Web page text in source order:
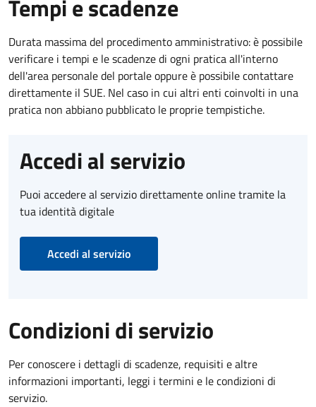
Tempi e scadenze
Durata massima del procedimento amministrativo: è possibile
verificare i tempi e le scadenze di ogni pratica all'interno
dell'area personale del portale oppure è possibile contattare
direttamente il SUE. Nel caso in cui altri enti coinvolti in una
pratica non abbiano pubblicato le proprie tempistiche.
Accedi al servizio
Puoi accedere al servizio direttamente online tramite la
tua identità digitale
Accedi al servizio
Condizioni di servizio
Per conoscere i dettagli di scadenze, requisiti e altre
informazioni importanti, leggi i termini e le condizioni di
servizio.